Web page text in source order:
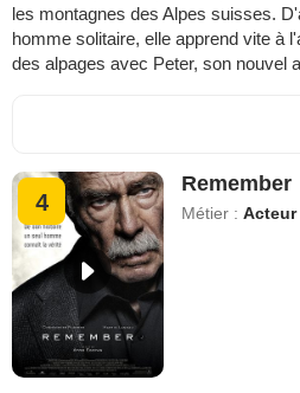
les montagnes des Alpes suisses.
homme solitaire, elle apprend vite à
des alpages avec Peter, son nouvel
4
Remember
Métier :Acteur